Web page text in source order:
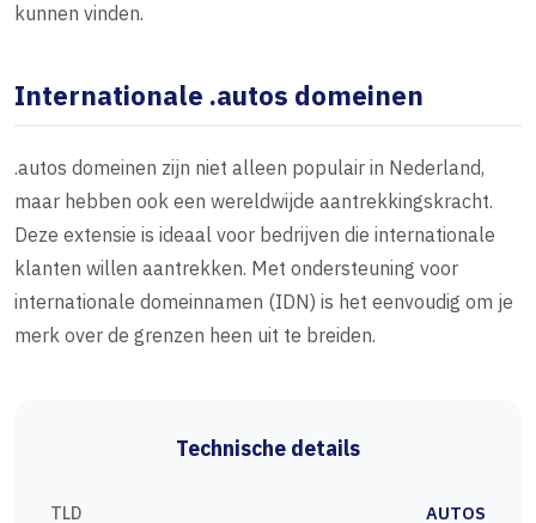
kunnen vinden.
Internationale .autos domeinen
.autos domeinen zijn niet alleen populair in Nederland,
maar hebben ook een wereldwijde aantrekkingskracht.
Deze extensie is ideaal voor bedrijven die internationale
klanten willen aantrekken. Met ondersteuning voor
internationale domeinnamen (IDN) is het eenvoudig om je
merk over de grenzen heen uit te breiden.
Technische details
TLD AUTOS